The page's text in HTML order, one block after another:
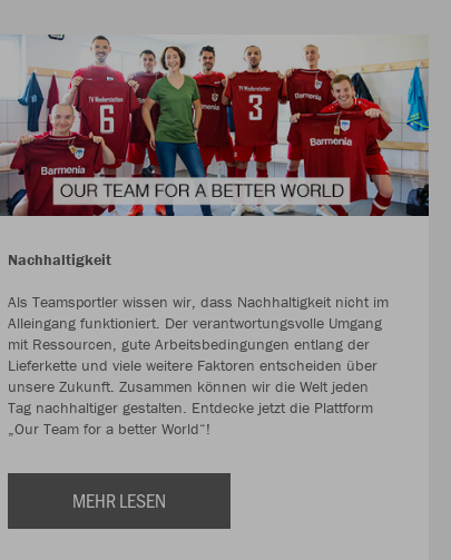
Nachhaltigkeit
Als Teamsportler wissen wir, dass Nachhaltigkeit nicht im
Alleingang funktioniert. Der verantwortungsvolle Umgang
mit Ressourcen, gute Arbeitsbedingungen entlang der
Lieferkette und viele weitere Faktoren entscheiden über
unsere Zukunft. Zusammen können wir die Welt jeden
Tag nachhaltiger gestalten. Entdecke jetzt die Plattform
„Our Team for a better World“!
MEHR LESEN